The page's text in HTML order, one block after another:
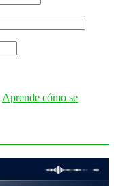
Aprende cómo se